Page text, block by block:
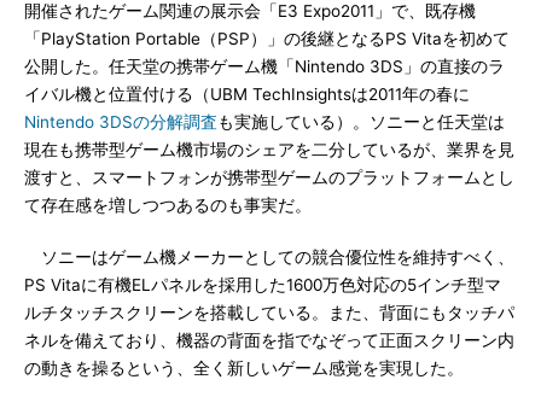
開催されたゲーム関連の展示会「E3 Expo2011」で、既存機
「PlayStation Portable（PSP）」の後継となるPS Vitaを初めて
公開した。任天堂の携帯ゲーム機「Nintendo 3DS」の直接のラ
イバル機と位置付ける（UBM TechInsightsは2011年の春に
Nintendo 3DSの分解調査も実施している）。ソニーと任天堂は
現在も携帯型ゲーム機市場のシェアを二分しているが、業界を見
渡すと、スマートフォンが携帯型ゲームのプラットフォームとし
て存在感を増しつつあるのも事実だ。
ソニーはゲーム機メーカーとしての競合優位性を維持すべく、
PS Vitaに有機ELパネルを採用した1600万色対応の5インチ型マ
ルチタッチスクリーンを搭載している。また、背面にもタッチパ
ネルを備えており、機器の背面を指でなぞって正面スクリーン内
の動きを操るという、全く新しいゲーム感覚を実現した。